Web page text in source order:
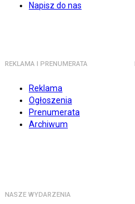
Napisz do nas
REKLAMA I PRENUMERATA
Reklama
Ogłoszenia
Prenumerata
Archiwum
NASZE WYDARZENIA